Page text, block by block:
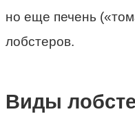
но еще печень
лобстеров.
Виды